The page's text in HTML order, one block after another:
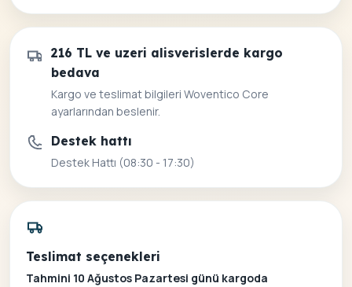
216 TL ve uzeri alisverislerde kargo
bedava
Kargo ve teslimat bilgileri Woventico Core
ayarlarından beslenir.
Destek hattı
Destek Hattı (08:30 - 17:30)
Teslimat seçenekleri
Tahmini 10 Ağustos Pazartesi günü kargoda